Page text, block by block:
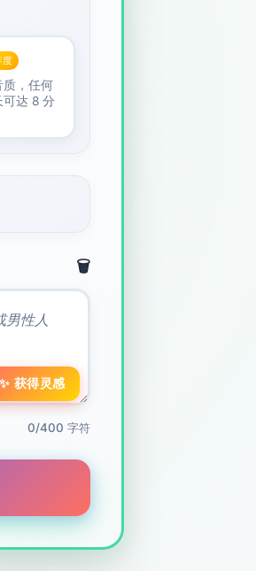
度
质，任何
达 8 分
🗑️
✨ 获得灵感
0/400 字符